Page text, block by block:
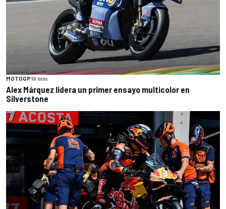
MOTOGP19 min
Alex Márquez lidera un primer ensayo multicolor en
Silverstone